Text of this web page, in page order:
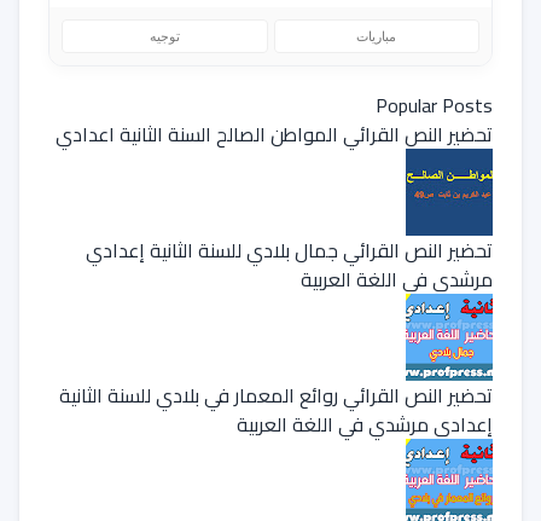
مباريات توجيه
Popular Posts
تحضير النص القرائي المواطن الصالح السنة الثانية اعدادي
تحضير النص القرائي جمال بلادي للسنة الثانية إعدادي
مرشدي في اللغة العربية
تحضير النص القرائي روائع المعمار في بلادي للسنة الثانية
إعدادي مرشدي في اللغة العربية